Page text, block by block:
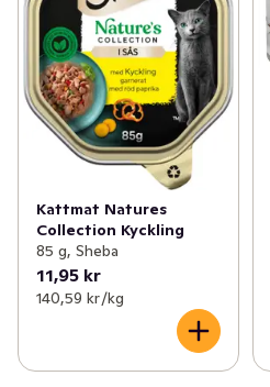
Kattmat Natures
Collection Kyckling
85 g, Sheba
11,95 kr
140,59 kr /kg